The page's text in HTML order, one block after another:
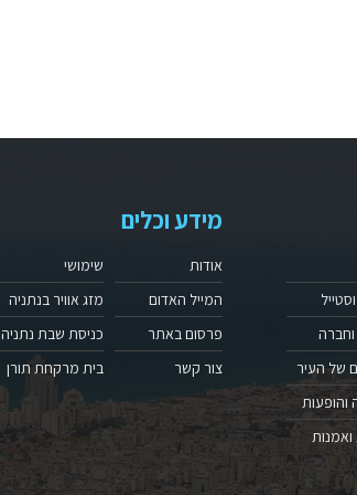
של העיר
והופעות
מידע וכלים
אודות
המייל האדום
פרסום באתר
צור קשר
שימושי
מזג אוויר בנתניה
כניסת שבת נתניה
בית מרקחת תורן